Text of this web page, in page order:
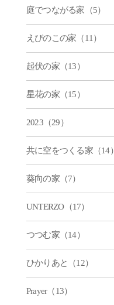
庭でつながる家（5）
えびのこの家（11）
起伏の家（13）
星花の家（15）
2023（29）
共に空をつくる家（14）
葵向の家（7）
UNTERZO（17）
つつむ家（14）
ひかりあと（12）
Prayer（13）